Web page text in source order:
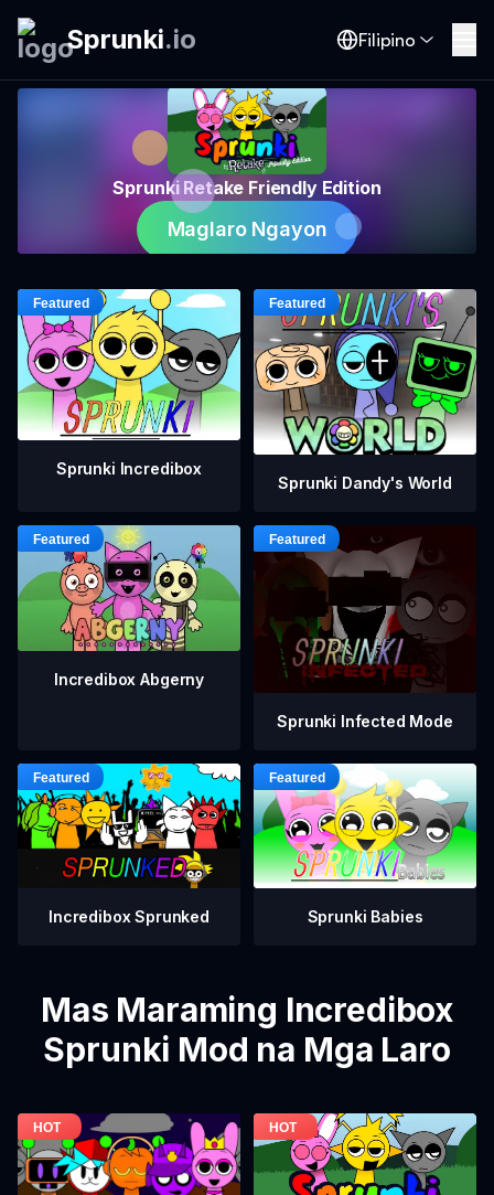
Sprunki.io Filipino
Sprunki Retake Friendly Edition
Maglaro Ngayon
Sprunki Incredibox
Sprunki Dandy's World
Incredibox Abgerny
Sprunki Infected Mode
Incredibox Sprunked Sprunki Babies
Mas Maraming Incredibox
Sprunki Mod na Mga Laro